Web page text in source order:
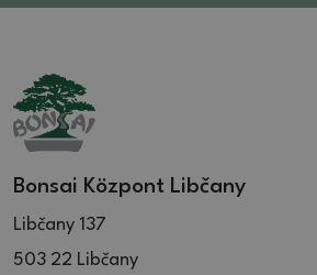
Bonsai Központ Libčany
Libčany 137
503 22 Libčany